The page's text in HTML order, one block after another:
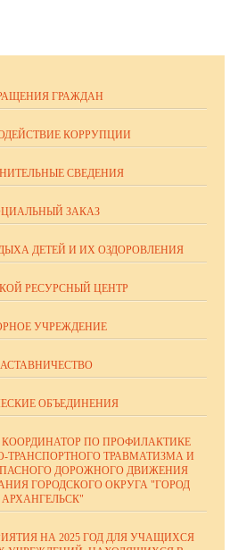
ГРАЖДАН
КОРРУПЦИИ
СВЕДЕНИЯ
ЗАКАЗ
ДЕТЕЙ И ИХ ОЗДОРОВЛЕНИЯ
РЕСУРСНЫЙ ЦЕНТР
УЧРЕЖДЕНИЕ
ОБЪЕДИНЕНИЯ
ПО ПРОФИЛАКТИКЕ
ТРАНСПОРТНОГО ТРАВМАТИЗМА И
ДОРОЖНОГО ДВИЖЕНИЯ
ГОРОДСКОГО ОКРУГА "ГОРОД
АРХАНГЕЛЬСК"
НА 2025 ГОД ДЛЯ УЧАЩИХСЯ